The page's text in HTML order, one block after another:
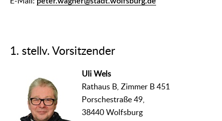
1. stellv. Vorsitzender
Uli Wels
Rathaus B, Zimmer B 451
Porschestraße 49,
38440 Wolfsburg